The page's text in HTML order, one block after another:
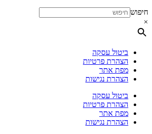
חיפוש
×
ביטול עסקה
הצהרת פרטיות
מפת אתר
הצהרת נגישות
ביטול עסקה
הצהרת פרטיות
מפת אתר
הצהרת נגישות